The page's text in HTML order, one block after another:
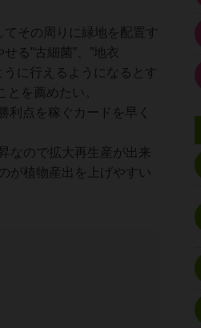
その周りに緑地を配置す
る”古細菌”、”地衣
に行えるようになるとす
とを薦めたい。
利点を稼ぐカードを早く
なので拡大再生産が出来
が植物産出を上げやすい